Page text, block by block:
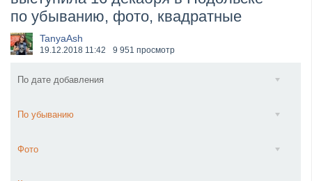
​Wacken Open Air 2027 объявил новую волну участ...
по убыванию, фото, квадратные
TanyaAsh
19.12.2018 11:42 9 951 просмотр
По дате добавления
По убыванию
Фото